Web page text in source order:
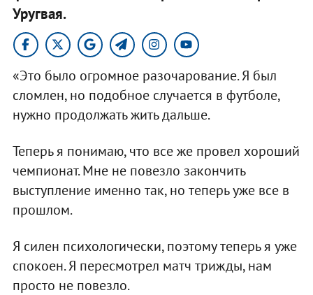
Уругвая.
«Это было огромное разочарование. Я был
сломлен, но подобное случается в футболе,
нужно продолжать жить дальше.
Теперь я понимаю, что все же провел хороший
чемпионат. Мне не повезло закончить
выступление именно так, но теперь уже все в
прошлом.
Я силен психологически, поэтому теперь я уже
спокоен. Я пересмотрел матч трижды, нам
просто не повезло.